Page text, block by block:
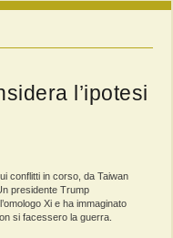
l’ipotesi
conflitti in corso, da Taiwan
presidente Trump
Xi e ha immaginato
si facessero la guerra.